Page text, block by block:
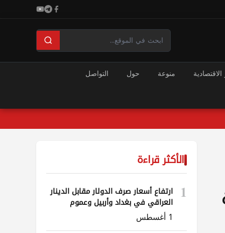
الاقتصادية منوعة حول التواصل
الأكثر قراءة
1
ارتفاع أسعار صرف الدولار مقابل الدينار
العراقي في بغداد وأربيل وعموم
المحافظات
1 أغسطس